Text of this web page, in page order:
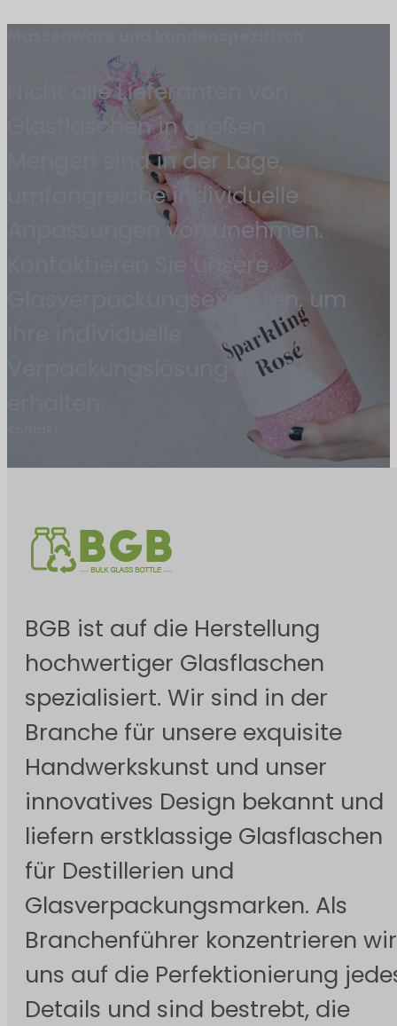
Nicht alle Lieferanten von
Glasflaschen in großen
Mengen sind in der Lage,
umfangreiche individuelle
Anpassungen vorzunehmen.
Kontaktieren Sie unsere
Glasverpackungsexperten, um
Verpackungslösung zu
BGB ist auf die Herstellung
hochwertiger Glasflaschen
spezialisiert. Wir sind in der
Branche für unsere exquisite
Handwerkskunst und unser
innovatives Design bekannt und
liefern erstklassige Glasflaschen
für Destillerien und
Glasverpackungsmarken. Als
Branchenführer konzentrieren wir
uns auf die Perfektionierung
Details und sind bestrebt, die